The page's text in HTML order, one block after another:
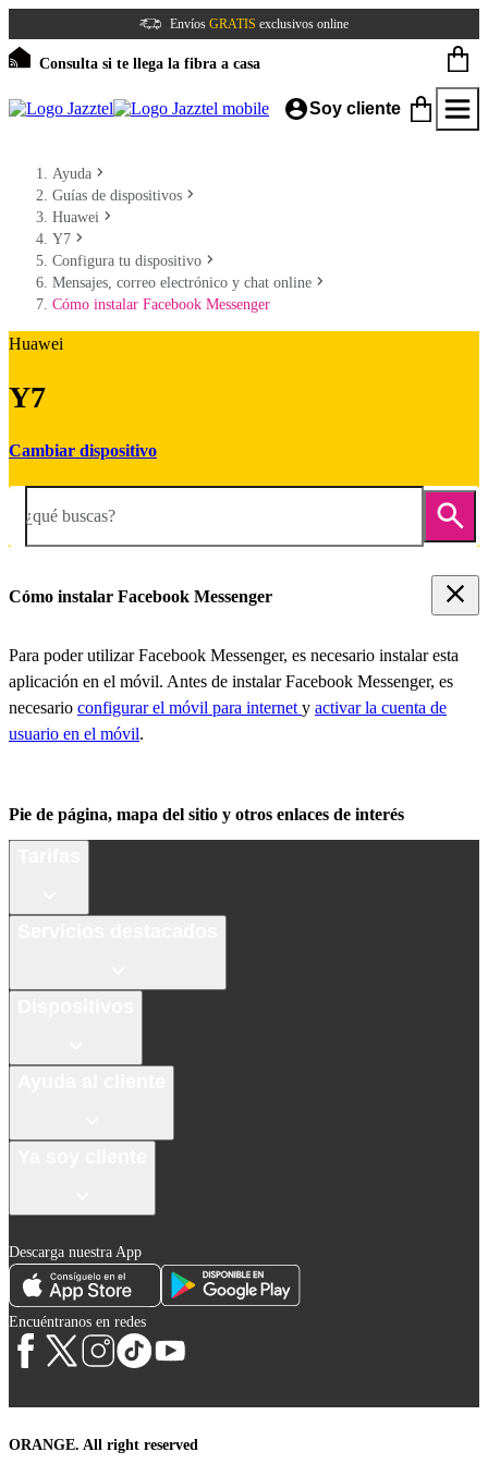
Envíos GRATIS exclusivos online
Consulta si te llega la fibra a casa
Soy cliente
Ayuda
Guías de dispositivos
Huawei
Y7
Configura tu dispositivo
Mensajes, correo electrónico y chat online
Cómo instalar Facebook Messenger
Huawei
Y7
Cambiar dispositivo
¿qué buscas?
Cómo instalar Facebook Messenger
Para poder utilizar Facebook Messenger, es necesario instalar esta
aplicación en el móvil. Antes de instalar Facebook Messenger, es
necesario configurar el móvil para internet y activar la cuenta de
usuario en el móvil.
Pie de página, mapa del sitio y otros enlaces de interés
Descarga nuestra App
Encuéntranos en redes
ORANGE. All right reserved